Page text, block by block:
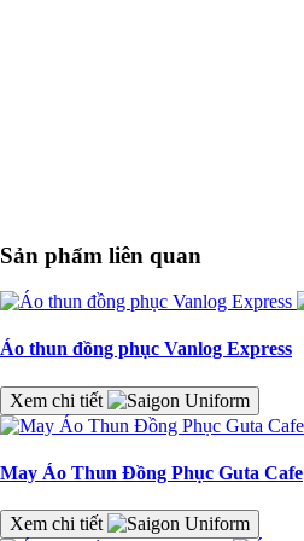
Sản phẩm liên quan
Áo thun đồng phục Vanlog Express
Xem chi tiết
May Áo Thun Đồng Phục Guta Cafe
Xem chi tiết